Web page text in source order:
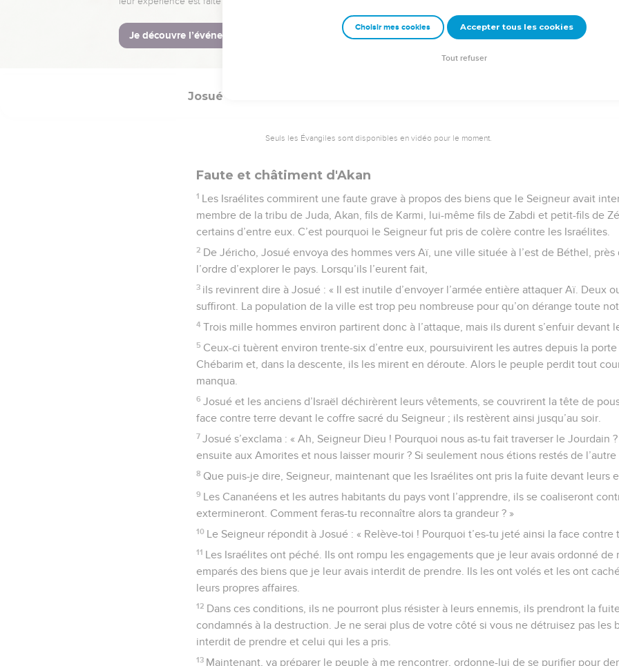
27 Le Seigneur fut avec Josué, dont la renommée se répandit dans tout le pays.
© Société biblique française – Bibli’O, 1997, avec autorisation. Pour vous procurer une Bible imprimée, rendez-
Josué
Seuls les Évangiles sont disponibles en vidéo pour le moment.
Faute et châtiment d'Akan
1 Les Israélites commirent une faute grave à propos des biens que le Seigneur avait
membre de la tribu de Juda, Akan, fils de Karmi, lui-même fils de Zabdi et petit-fils de
certains d’entre eux. C’est pourquoi le Seigneur fut pris de colère contre les Israélites.
2 De Jéricho, Josué envoya des hommes vers Aï, une ville située à l’est de Béthel,
l’ordre d’explorer le pays. Lorsqu’ils l’eurent fait,
3 ils revinrent dire à Josué : « Il est inutile d’envoyer l’armée entière attaquer Aï. Deux
suffiront. La population de la ville est trop peu nombreuse pour qu’on dérange toute
4 Trois mille hommes environ partirent donc à l’attaque, mais ils durent s’enfuir devant
5 Ceux-ci tuèrent environ trente-six d’entre eux, poursuivirent les autres depuis la porte
Chébarim et, dans la descente, ils les mirent en déroute. Alors le peuple perdit tout
manqua.
6 Josué et les anciens d’Israël déchirèrent leurs vêtements, se couvrirent la tête de
face contre terre devant le coffre sacré du Seigneur ; ils restèrent ainsi jusqu’au soir.
7 Josué s’exclama : « Ah, Seigneur Dieu ! Pourquoi nous as-tu fait traverser le Jourdain
ensuite aux Amorites et nous laisser mourir ? Si seulement nous étions restés de
8 Que puis-je dire, Seigneur, maintenant que les Israélites ont pris la fuite devant leurs
9 Les Cananéens et les autres habitants du pays vont l’apprendre, ils se coaliseront
extermineront. Comment feras-tu reconnaître alors ta grandeur ? »
10 Le Seigneur répondit à Josué : « Relève-toi ! Pourquoi t’es-tu jeté ainsi la face contre
11 Les Israélites ont péché. Ils ont rompu les engagements que je leur avais ordonné de
emparés des biens que je leur avais interdit de prendre. Ils les ont volés et les ont
leurs propres affaires.
12 Dans ces conditions, ils ne pourront plus résister à leurs ennemis, ils prendront la
condamnés à la destruction. Je ne serai plus de votre côté si vous ne détruisez pas les
interdit de prendre et celui qui les a pris.
13 Maintenant, va préparer le peuple à me rencontrer, ordonne-lui de se purifier pour
Choisir mes cookies Accepter tous les cookies
Tout refuser